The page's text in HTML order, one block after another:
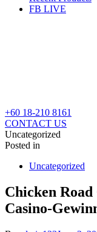
FB LIVE
+60 18-210 8161
CONTACT US
Uncategorized
Posted in
Uncategorized
Chicken Road